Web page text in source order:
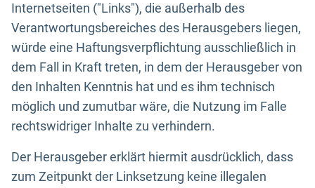
Internetseiten ("Links"), die außerhalb des
Verantwortungsbereiches des Herausgebers liegen,
würde eine Haftungsverpflichtung ausschließlich in
dem Fall in Kraft treten, in dem der Herausgeber von
den Inhalten Kenntnis hat und es ihm technisch
möglich und zumutbar wäre, die Nutzung im Falle
rechtswidriger Inhalte zu verhindern.
Der Herausgeber erklärt hiermit ausdrücklich, dass
zum Zeitpunkt der Linksetzung keine illegalen